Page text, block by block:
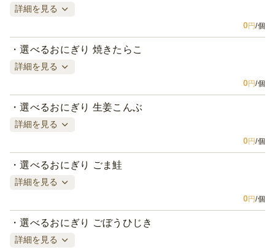
詳細を見る
0円/個
選べるおにぎり 焼きたらこ
詳細を見る
0円/個
選べるおにぎり 生姜こんぶ
詳細を見る
0円/個
選べるおにぎり ごま鮭
詳細を見る
0円/個
選べるおにぎり ごぼうひじき
詳細を見る